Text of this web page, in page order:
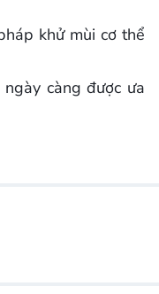
khử mùi cơ thể
càng được ưa